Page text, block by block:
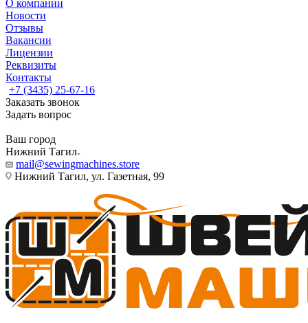
О компании
Новости
Отзывы
Вакансии
Лицензии
Реквизиты
Контакты
+7 (3435) 25-67-16
Заказать звонок
Задать вопрос
Ваш город
Нижний Тагил
mail@sewingmachines.store
Нижний Тагил, ул. Газетная, 99